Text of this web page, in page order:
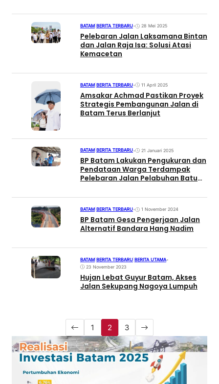
BATAM BERITA TERBARU• 28 Mei 2025
Pelebaran Jalan Laksamana Bintan
dan Jalan Raja Isa: Solusi Atasi
Kemacetan
BATAM BERITA TERBARU• 11 April 2025
Amsakar Achmad Pastikan Proyek
Strategis Pembangunan Jalan di
Batam Terus Berlanjut
BATAM BERITA TERBARU• 21 Januari 2025
BP Batam Lakukan Pengukuran dan
Pendataan Warga Terdampak
Pelebaran Jalan Pelabuhan Batu
BATAM BERITA TERBARU• 1 November 2024
BP Batam Gesa Pengerjaan Jalan
Alternatif Bandara Hang Nadim
BATAM BERITA TERBARU BERITA UTAMA•
23 November 2023
Hujan Lebat Guyur Batam, Akses
Jalan Sekupang Nagoya Lumpuh
1 2 3